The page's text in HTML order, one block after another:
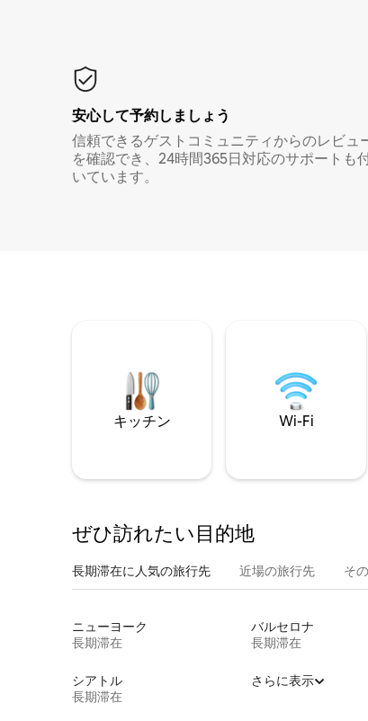
安心して予約しましょう
信頼できるゲストコミュニティからのレビュ
を確認でき、24時間365日対応のサポートも
いています。
キッチン Wi-Fi
ぜひ訪⁠れ⁠た⁠い目⁠的⁠地
長期滞在に人気の旅行先 近場の旅行先 そ
ニューヨーク
長期滞在
バルセロナ
長期滞在
シアトル
長期滞在
さらに表示